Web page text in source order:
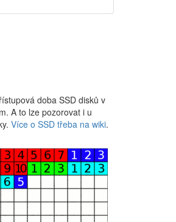
doba SSD disků v
A to lze pozorovat i u
Více o SSD třeba na wiki.